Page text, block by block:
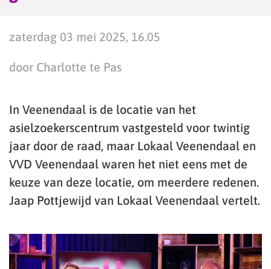
zaterdag 03 mei 2025, 16.05
door Charlotte te Pas
In Veenendaal is de locatie van het
asielzoekerscentrum vastgesteld voor twintig
jaar door de raad, maar Lokaal Veenendaal en
VVD Veenendaal waren het niet eens met de
keuze van deze locatie, om meerdere redenen.
Jaap Pottjewijd van Lokaal Veenendaal vertelt.